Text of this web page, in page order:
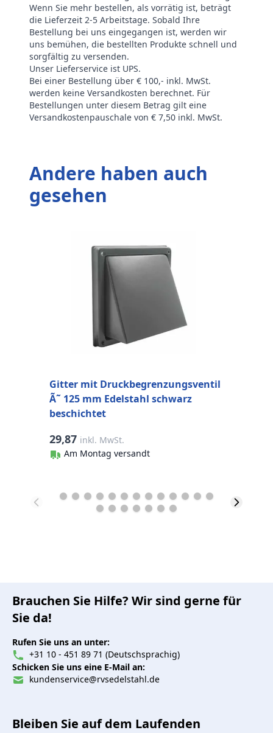
Wenn Sie mehr bestellen, als vorrätig ist, beträgt
die Lieferzeit 2-5 Arbeitstage. Sobald Ihre
Bestellung bei uns eingegangen ist, werden wir
uns bemühen, die bestellten Produkte schnell und
sorgfältig zu versenden.
Unser Lieferservice ist UPS.
Bei einer Bestellung über € 100,- inkl. MwSt.
werden keine Versandkosten berechnet. Für
Bestellungen unter diesem Betrag gilt eine
Versandkostenpauschale von € 7,50 inkl. MwSt.
Andere haben auch
gesehen
Gitter mit Druckbegrenzungsventil
Ã˜ 125 mm Edelstahl schwarz
beschichtet
29,87 inkl. MwSt.
Am Montag versandt
Brauchen Sie Hilfe? Wir sind gerne für
Sie da!
Rufen Sie uns an unter:
+31 10 - 451 89 71 (Deutschsprachig)
Schicken Sie uns eine E-Mail an:
kundenservice@rvsedelstahl.de
Bleiben Sie auf dem Laufenden